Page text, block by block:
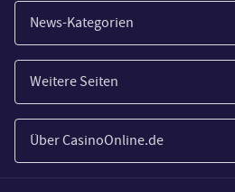
News-Kategorien
Casinos
Wirtschaft
Spiele
Weitere Seiten
Paypal Casinos
Novoline Casinos
Über CasinoOnline.de